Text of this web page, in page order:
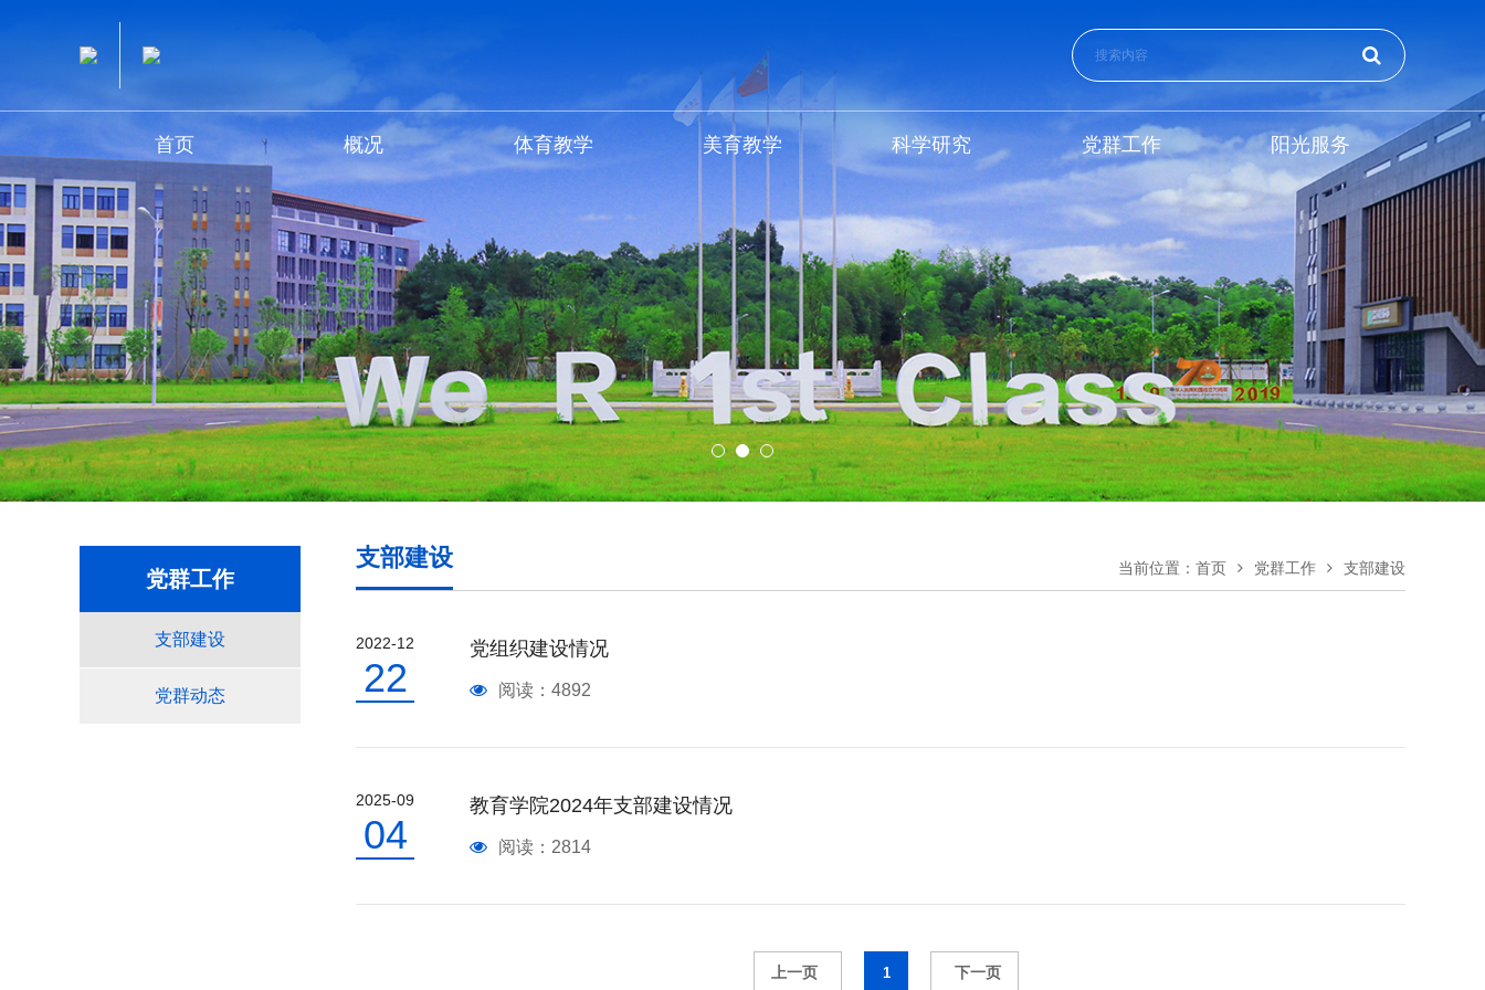
首页 概况 体育教学 美育教学 科学研究 党群工作 阳光服务
党群工作
支部建设
党群动态
支部建设 当前位置： 首页 党群工作 支部建设
2022-12
22
党组织建设情况
阅读：4892
2025-09
04
教育学院2024年支部建设情况
阅读：2814
1